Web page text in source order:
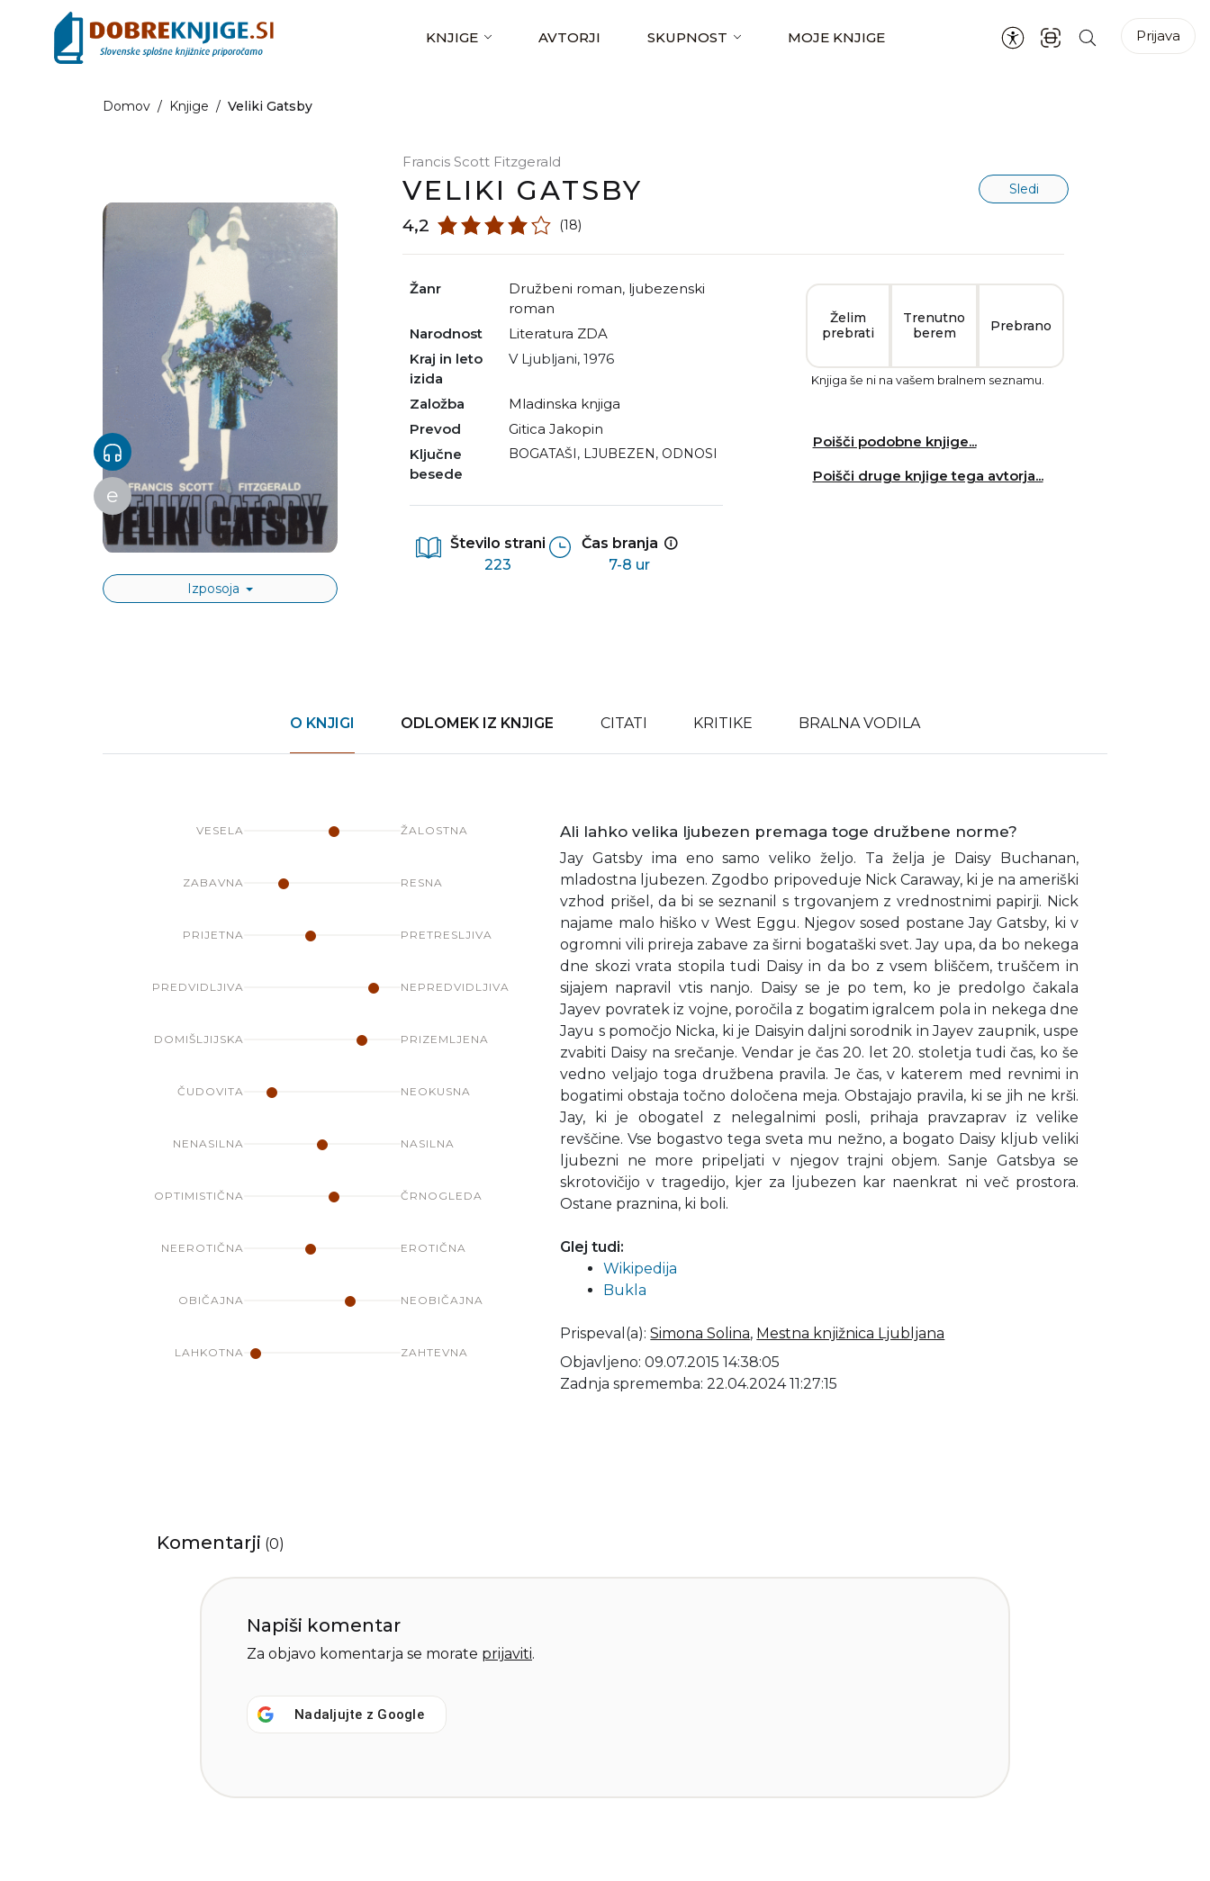
KNJIGE AVTORJI SKUPNOST MOJE KNJIGE Prijava
Domov / Knjige / Veliki Gatsby
e
Izposoja
Francis Scott Fitzgerald
VELIKI GATSBY Sledi
4,2 (18)
Žanr družbeni roman, ljubezenski
roman
Narodnost
literatura ZDA
Kraj in leto
izida
V Ljubljani, 1976
Založba
Mladinska knjiga
Prevod
Gitica Jakopin
Ključne
besede
BOGATAŠI, LJUBEZEN, ODNOSI
Število strani
223
Čas branja
7-8 ur
Želim
prebrati
Trenutno
berem
Prebrano
Knjiga še ni na vašem bralnem seznamu.
Poišči podobne knjige...
Poišči druge knjige tega avtorja...
O KNJIGI ODLOMEK IZ KNJIGE CITATI KRITIKE BRALNA VODILA
VESELA ŽALOSTNA
ZABAVNA RESNA
PRIJETNA PRETRESLJIVA
PREDVIDLJIVA NEPREDVIDLJIVA
DOMIŠLJIJSKA PRIZEMLJENA
ČUDOVITA NEOKUSNA
NENASILNA NASILNA
OPTIMISTIČNA ČRNOGLEDA
NEEROTIČNA EROTIČNA
OBIČAJNA NEOBIČAJNA
LAHKOTNA ZAHTEVNA
Ali lahko velika ljubezen premaga toge družbene norme?
Jay Gatsby ima eno samo veliko željo. Ta želja je Daisy Buchanan,
mladostna ljubezen. Zgodbo pripoveduje Nick Caraway, ki je na ameriški
vzhod prišel, da bi se seznanil s trgovanjem z vrednostnimi papirji. Nick
najame malo hiško v West Eggu. Njegov sosed postane Jay Gatsby, ki v
ogromni vili prireja zabave za širni bogataški svet. Jay upa, da bo nekega
dne skozi vrata stopila tudi Daisy in da bo z vsem bliščem, truščem in
sijajem napravil vtis nanjo. Daisy se je po tem, ko je predolgo čakala
Jayev povratek iz vojne, poročila z bogatim igralcem pola in nekega dne
Jayu s pomočjo Nicka, ki je Daisyin daljni sorodnik in Jayev zaupnik, uspe
zvabiti Daisy na srečanje. Vendar je čas 20. let 20. stoletja tudi čas, ko še
vedno veljajo toga družbena pravila. Je čas, v katerem med revnimi in
bogatimi obstaja točno določena meja. Obstajajo pravila, ki se jih ne krši.
Jay, ki je obogatel z nelegalnimi posli, prihaja pravzaprav iz velike
revščine. Vse bogastvo tega sveta mu nežno, a bogato Daisy kljub veliki
ljubezni ne more pripeljati v njegov trajni objem. Sanje Gatsbya se
skrotovičijo v tragedijo, kjer za ljubezen kar naenkrat ni več prostora.
Ostane praznina, ki boli.
Glej tudi:
Wikipedija
Bukla
Prispeval(a):Simona Solina, Mestna knjižnica Ljubljana
Objavljeno: 09.07.2015 14:38:05
Zadnja sprememba: 22.04.2024 11:27:15
Komentarji (0)
Napiši komentar
Za objavo komentarja se morate prijaviti.
Nadaljujte z Google